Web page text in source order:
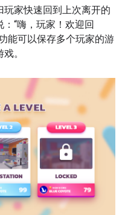
玩家快速回到上次离开的
“嗨，玩家！欢迎回
能可以保存多个玩家的游
。